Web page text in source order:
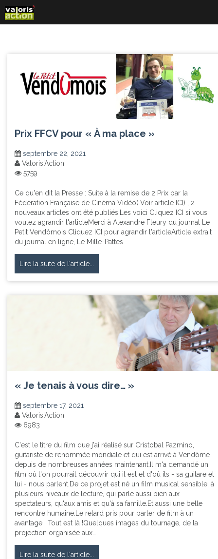
to
content
Prix FFCV pour « À ma place »
septembre 22, 2021
Valoris'Action
5759
Ce qu'en dit la Presse : Suite à la remise de 2 Prix par la
Fédération Française de Cinéma Vidéo( Voir article ICI) , 2
nouveaux articles ont été publiés.Les voici Cliquez ICI si vous
voulez agrandir l'articleMerci à Alexandre Fleury du journal Le
Petit Vendômois Cliquez ICI pour agrandir l'articleArticle extrait
du journal en ligne, Le Mille-Pattes
Lire la suite de l'article...
« Je tenais à vous dire… »
septembre 17, 2021
Valoris'Action
6983
C'est le titre du film que j'ai réalisé sur Cristobal Pazmino,
guitariste de renommée mondiale et qui est arrivé à Vendôme
depuis de nombreuses années maintenant.Il m'a demandé un
film où l'on pourrait découvrir qui il est et d'où ils - sa guitare et
lui - nous parlent.De ce projet est né un film musical sensible, à
plusieurs niveaux de lecture, qui parle aussi bien aux
spectateurs, qu'aux amis et qu'à sa famille.Et aussi une belle
rencontre humaine.Le retard pris pour parler de film à un
avantage : Tout est là !Quelques images du tournage, de la
projection organisée aux…
Lire la suite de l'article...